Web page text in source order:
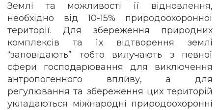
Землі та можливості її відновлення,
необхідно від 10-15% природоохоронної
території. Для збереження природних
комплексів та їх відтворення землі
“заповідають” тобто вилучають з певної
сфери господарювання для виключення
антропогенного впливу, а для
регулювання та збереження цих територій
укладаються міжнародні природоохоронні